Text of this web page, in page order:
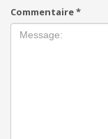
Commentaire*